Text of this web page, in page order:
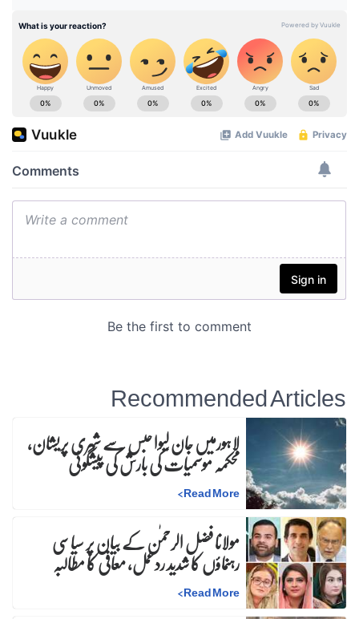
Recommended Articles
لاہورمیں جان لیوا حبس سے شہری پریشان،
محکمہ موسمیات کی بارش کی پیشگوئی
Read More
>
مولانا فضل الرحمٰن کے بیان پر سیاسی
رہنماؤں کا شدید ردعمل، معافی کا مطالبہ
Read More
>